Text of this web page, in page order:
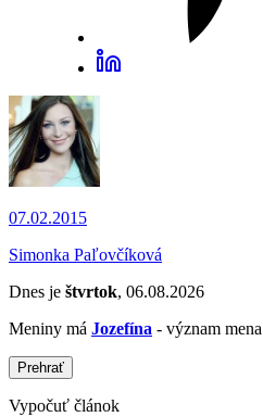
07.02.2015
Simonka Paľovčíková
Dnes je štvrtok, 06.08.2026
Meniny má Jozefína - význam mena
Prehrať
Vypočuť článok